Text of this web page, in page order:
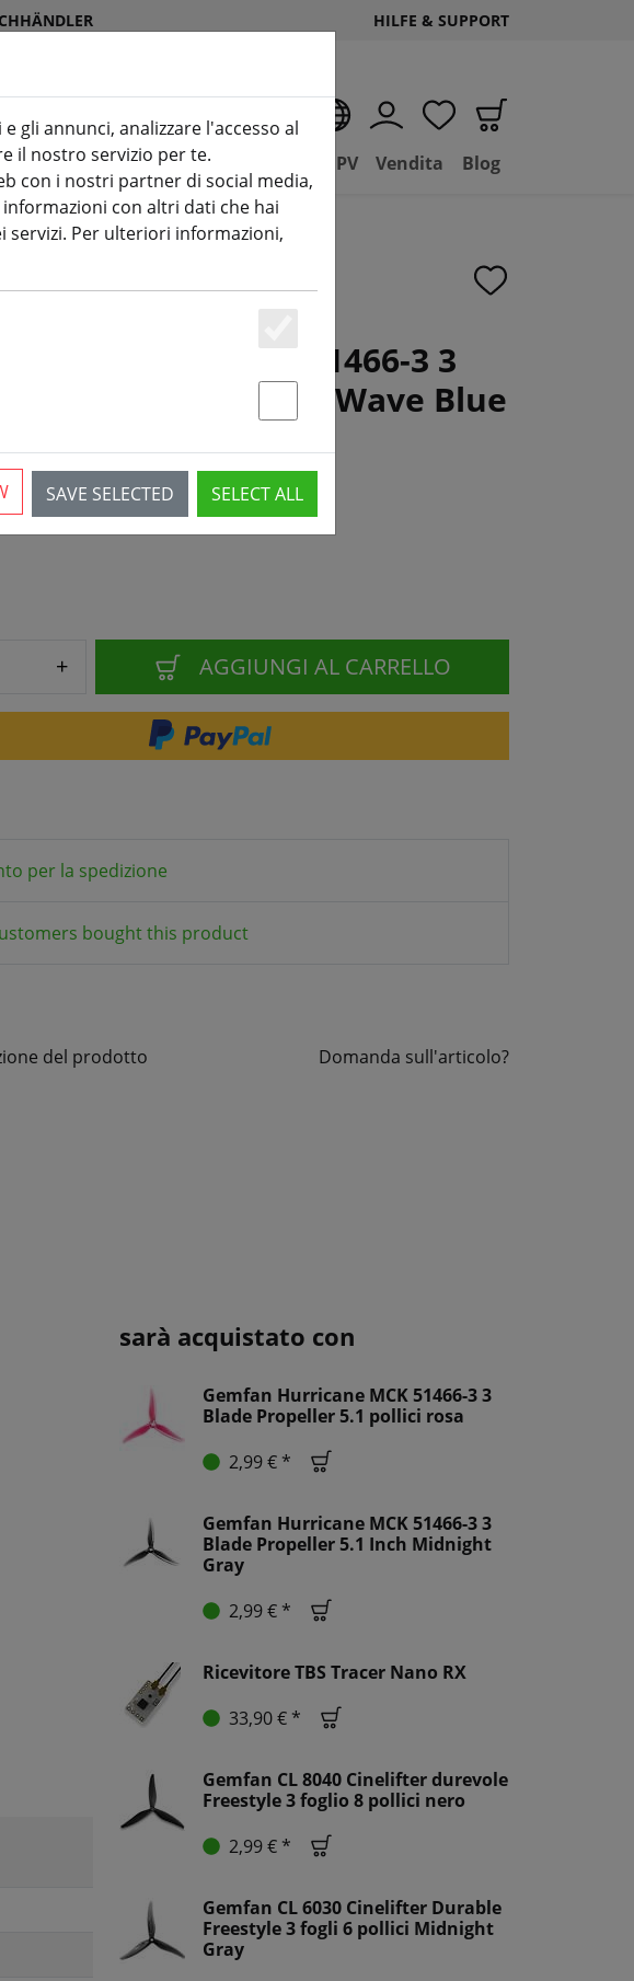
HILFE & SUPPORT
IT
stampa 3D(aktuelle Seite)
Negozio Basilico FPV Vendita Blog
Hurricane MCK 51466-3 3
Propeller 5.1 pollici Wave Blue
disponibili
+ AGGIUNGI AL CARRELLO
per la spedizione
bought this product
del prodotto Domanda sull'articolo?
sarà acquistato con
Gemfan Hurricane MCK 51466-3 3
Blade Propeller 5.1 pollici rosa
2,99 € *
Gemfan Hurricane MCK 51466-3 3
Blade Propeller 5.1 Inch Midnight
Gray
2,99 € *
Ricevitore TBS Tracer Nano RX
33,90 € *
Gemfan CL 8040 Cinelifter durevole
Freestyle 3 foglio 8 pollici nero
2,99 € *
Gemfan CL 6030 Cinelifter Durable
Freestyle 3 fogli 6 pollici Midnight
Gray
gli annunci, analizzare l'accesso al
il nostro servizio per te.
con i nostri partner di social media,
con altri dati che hai
Per ulteriori informazioni,
Essenziell
SAVE SELECTED SELECT ALL